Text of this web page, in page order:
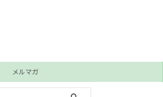
メルマガ